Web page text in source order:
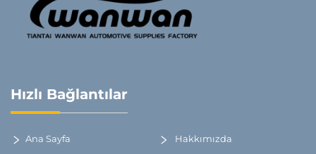
Hızlı Bağlantılar
Ana Sayfa Hakkımızda